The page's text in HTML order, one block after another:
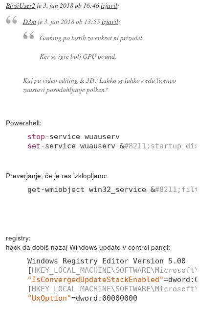
BivšiUser2 je3. jan 2018 ob 16:46izjavil:
D3mje3. jan 2018 ob 13:55izjavil:
Gaming po testih za enkrat ni prizadet.
Ker so igre bolj GPU bound.
Kaj pa video editing & 3D? Lahko se lahko z edu licenco
zaustavi posodabljanje polken?
Powershell:
stop
set-service wuauserv &#8211;startup
Preverjanje, če je res izklopljeno:
get-wmiobject win32_service &#8211;filter
registry:
hack da dobiš nazaj Windows update v control panel:
Windows Registry Editor Version 5.00
[
"IsConvergedUpdateStackEnabled"=dword:
[
"UxOption"=dword: 00000000